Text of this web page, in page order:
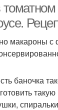
макароны
баночка